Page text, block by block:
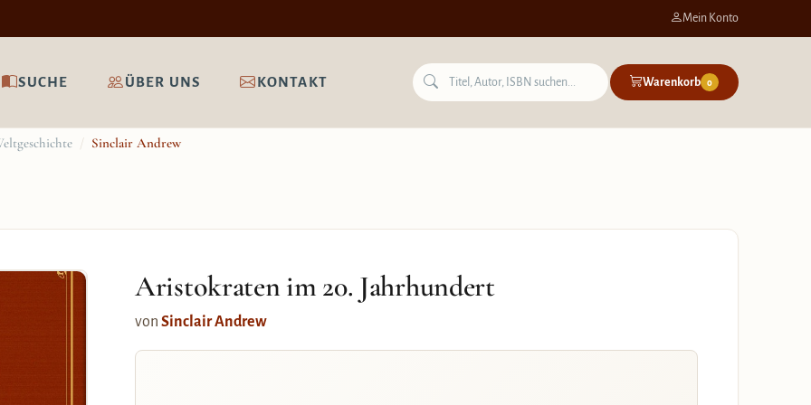
Mein Konto
SUCHE ÜBER UNS KONTAKT Warenkorb 0
/ Sinclair Andrew
Aristokraten im 20. Jahrhundert
von Sinclair Andrew